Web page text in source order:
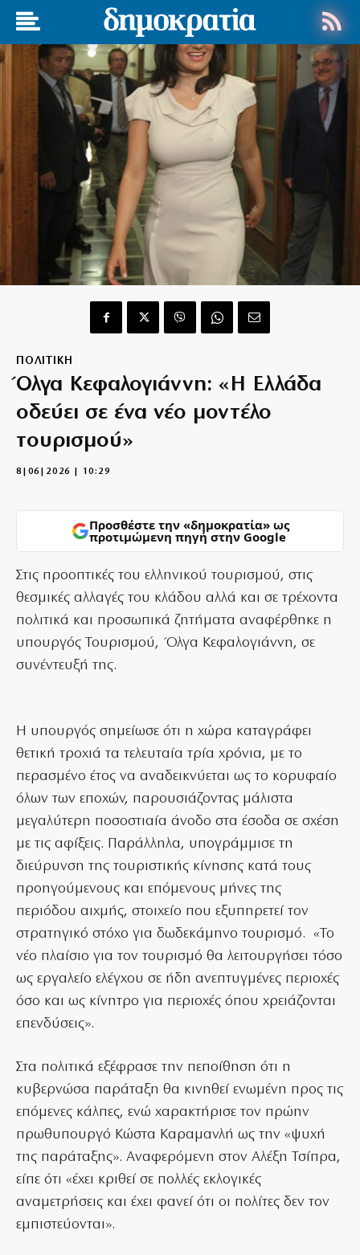
ΠΟΛΙΤΙΚΗ
Όλγα Κεφαλογιάννη: «Η Ελλάδα
οδεύει σε ένα νέο μοντέλο
τουρισμού»
8|06|2026 | 10:29
Προσθέστε την «δημοκρατία» ως
προτιμώμενη πηγή στην Google
Στις προοπτικές του ελληνικού τουρισμού, στις
θεσμικές αλλαγές του κλάδου αλλά και σε τρέχοντα
πολιτικά και προσωπικά ζητήματα αναφέρθηκε η
υπουργός Τουρισμού, Όλγα Κεφαλογιάννη, σε
συνέντευξή της.
Η υπουργός σημείωσε ότι η χώρα καταγράφει
θετική τροχιά τα τελευταία τρία χρόνια, με το
περασμένο έτος να αναδεικνύεται ως το κορυφαίο
όλων των εποχών, παρουσιάζοντας μάλιστα
μεγαλύτερη ποσοστιαία άνοδο στα έσοδα σε σχέση
με τις αφίξεις. Παράλληλα, υπογράμμισε τη
διεύρυνση της τουριστικής κίνησης κατά τους
προηγούμενους και επόμενους μήνες της
περιόδου αιχμής, στοιχείο που εξυπηρετεί τον
στρατηγικό στόχο για δωδεκάμηνο τουρισμό. «Το
νέο πλαίσιο για τον τουρισμό θα λειτουργήσει τόσο
ως εργαλείο ελέγχου σε ήδη ανεπτυγμένες περιοχές
όσο και ως κίνητρο για περιοχές όπου χρειάζονται
επενδύσεις».
Στα πολιτικά εξέφρασε την πεποίθηση ότι η
κυβερνώσα παράταξη θα κινηθεί ενωμένη προς τις
επόμενες κάλπες, ενώ χαρακτήρισε τον πρώην
πρωθυπουργό Κώστα Καραμανλή ως την «ψυχή
της παράταξης». Αναφερόμενη στον Αλέξη Τσίπρα,
είπε ότι «έχει κριθεί σε πολλές εκλογικές
αναμετρήσεις και έχει φανεί ότι οι πολίτες δεν τον
εμπιστεύονται».